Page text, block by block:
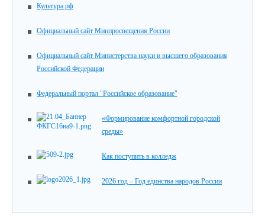
Культура.рф
Официальный сайт Минпросвещения России
Официальный сайт Министерства науки и высшего образования
Российской Федерации
Федеральный портал "Российское образование"
«Формирование комфортной городской
среды»
Как поступить в колледж
2026 год – Год единства народов России